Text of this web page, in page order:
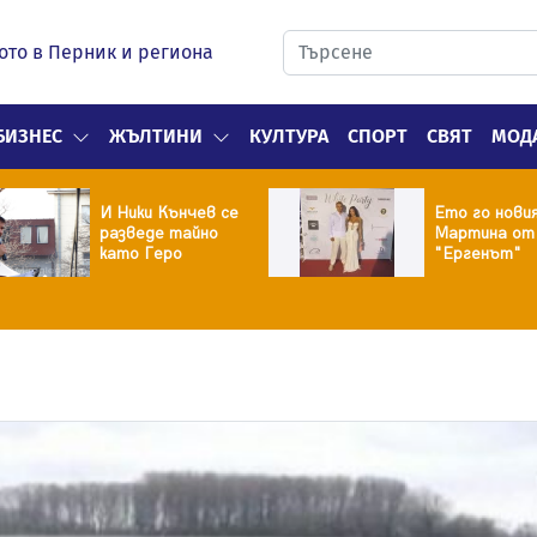
в Перник и региона
ЖЪЛТИНИ КУЛТУРА СПОРТ СВЯТ
И Ники Кънчев се
разведе тайно
като Геро
Ето го
Мартина от
"Ергенът"